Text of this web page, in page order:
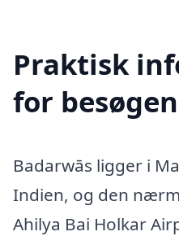
Praktisk
for
Badarwās ligger i
Indien, og den
Ahilya Bai Holkar